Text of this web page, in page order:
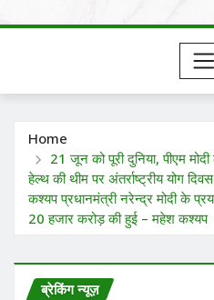
Home
21 जून को पूरी दुनिया, पीएम
हेल्थ की थीम पर अंतर्राष्ट्रीय योग
कश्यप प्रधानमंत्री नरेन्द्र मोदी के
20 हजार करोड़ की हुई – महेश कश्यप
ब्रेकिंग न्यूज़